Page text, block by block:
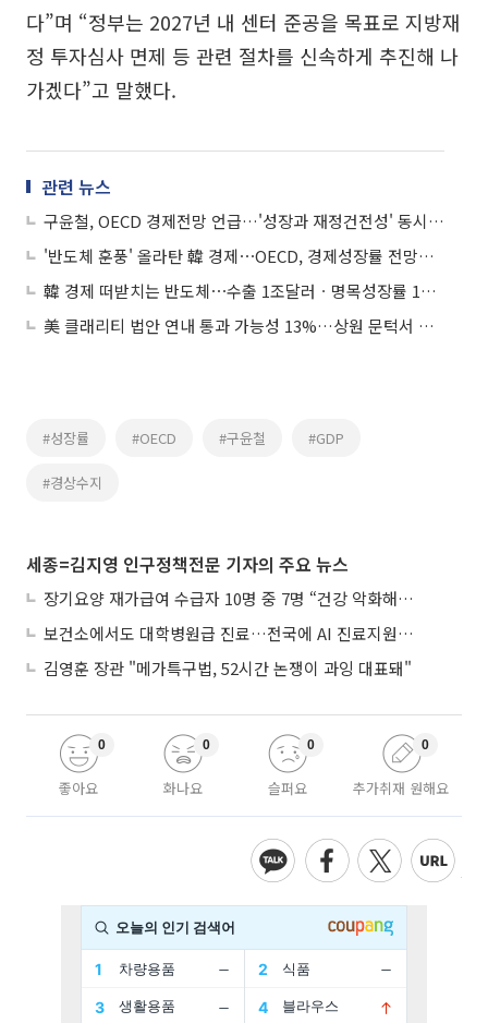
다”며 “정부는 2027년 내 센터 준공을 목표로 지방재
정 투자심사 면제 등 관련 절차를 신속하게 추진해 나
가겠다”고 말했다.
관련 뉴스
구윤철, OECD 경제전망 언급…'성장과 재정건전성' 동시 개선 강조
'반도체 훈풍' 올라탄 韓 경제⋯OECD, 경제성장률 전망치 2.6% 대폭 상향
韓 경제 떠받치는 반도체⋯수출 1조달러ㆍ명목성장률 10% 이끈다
美 클래리티 법안 연내 통과 가능성 13%…상원 문턱서 제동
#성장률 #OECD #구윤철 #GDP
#경상수지
세종=김지영 인구정책전문 기자의 주요 뉴스
장기요양 재가급여 수급자 10명 중 7명 “건강 악화해도 집에서”
보건소에서도 대학병원급 진료…전국에 AI 진료지원도구 보급
김영훈 장관 "메가특구법, 52시간 논쟁이 과잉 대표돼"
좋아요
0
화나요
0
슬퍼요
0
추가취재 원해요
0